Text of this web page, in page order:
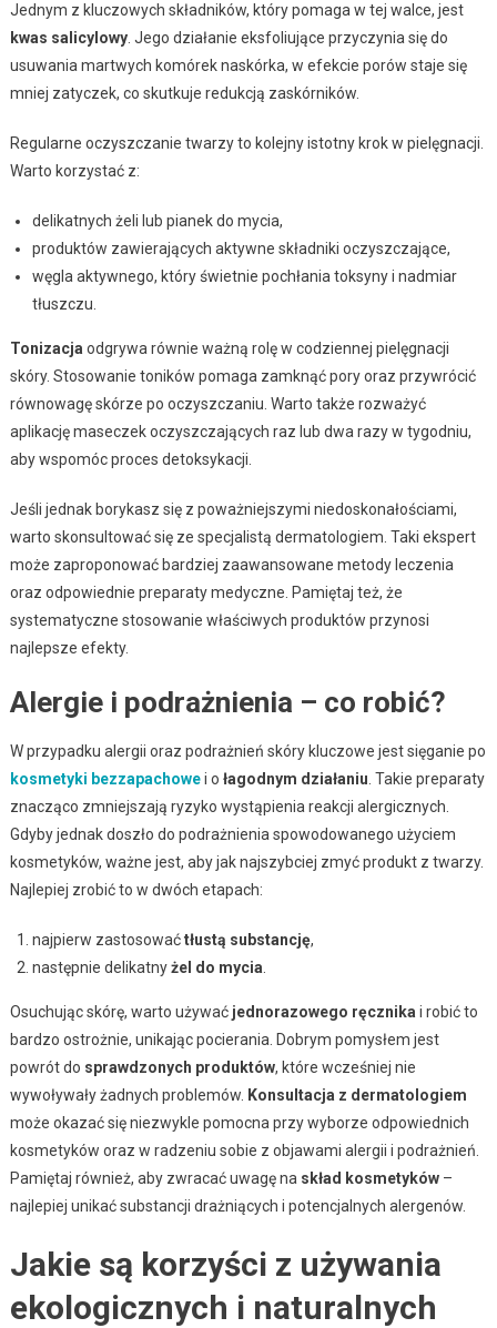
Jednym z kluczowych składników, który pomaga w tej walce, jest
kwas salicylowy. Jego działanie eksfoliujące przyczynia się do
usuwania martwych komórek naskórka, w efekcie porów staje się
mniej zatyczek, co skutkuje redukcją zaskórników.
Regularne oczyszczanie twarzy to kolejny istotny krok w pielęgnacji.
Warto korzystać z:
delikatnych żeli lub pianek do mycia,
produktów zawierających aktywne składniki oczyszczające,
węgla aktywnego, który świetnie pochłania toksyny i nadmiar
tłuszczu.
Tonizacja odgrywa równie ważną rolę w codziennej pielęgnacji
skóry. Stosowanie toników pomaga zamknąć pory oraz przywrócić
równowagę skórze po oczyszczaniu. Warto także rozważyć
aplikację maseczek oczyszczających raz lub dwa razy w tygodniu,
aby wspomóc proces detoksykacji.
Jeśli jednak borykasz się z poważniejszymi niedoskonałościami,
warto skonsultować się ze specjalistą dermatologiem. Taki ekspert
może zaproponować bardziej zaawansowane metody leczenia
oraz odpowiednie preparaty medyczne. Pamiętaj też, że
systematyczne stosowanie właściwych produktów przynosi
najlepsze efekty.
Alergie i podrażnienia – co robić?
W przypadku alergii oraz podrażnień skóry kluczowe jest sięganie po
kosmetyki bezzapachowei o łagodnym działaniu . Takie preparaty
znacząco zmniejszają ryzyko wystąpienia reakcji alergicznych.
Gdyby jednak doszło do podrażnienia spowodowanego użyciem
kosmetyków, ważne jest, aby jak najszybciej zmyć produkt z twarzy.
Najlepiej zrobić to w dwóch etapach:
najpierw zastosowaćtłustą substancję,
następnie delikatnyżel do mycia
Osuchując skórę, warto używać jednorazowego ręcznika i robić to
bardzo ostrożnie, unikając pocierania. Dobrym pomysłem jest
powrót do sprawdzonych produktów, które wcześniej nie
wywoływały żadnych problemów. Konsultacja z dermatologiem
może okazać się niezwykle pomocna przy wyborze odpowiednich
kosmetyków oraz w radzeniu sobie z objawami alergii i podrażnień.
Pamiętaj również, aby zwracać uwagę na skład kosmetyków–
najlepiej unikać substancji drażniących i potencjalnych alergenów.
Jakie są korzyści z używania
ekologicznych i naturalnych